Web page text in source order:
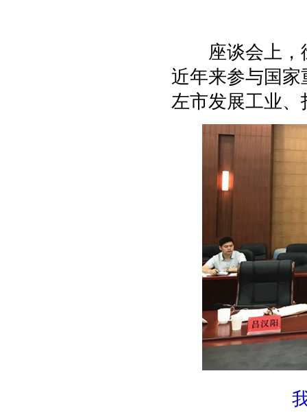
座谈会上，徐
近年来参与国
左市发展工业